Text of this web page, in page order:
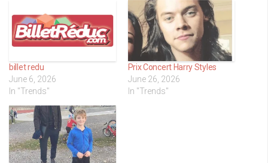
billet redu
June 6, 2026
In "Trends"
Prix Concert Harry Styles
June 26, 2026
In "Trends"